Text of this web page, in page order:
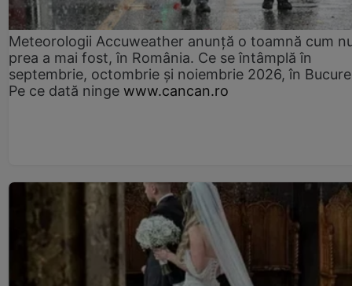
Meteorologii Accuweather anunță o toamnă cum
prea a mai fost, în România. Ce se întâmplă în
septembrie, octombrie și noiembrie 2026, în
Pe ce dată ninge www.cancan.ro